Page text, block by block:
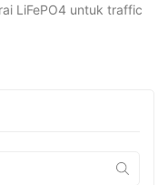
LiFePO4 untuk traffic